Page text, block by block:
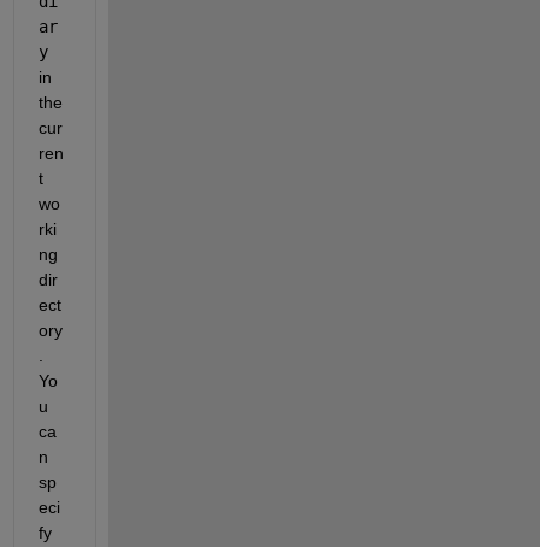
ar
y
in
the
cur
ren
t
wo
rki
ng
dir
ect
ory
Yo
u
ca
n
sp
eci
fy